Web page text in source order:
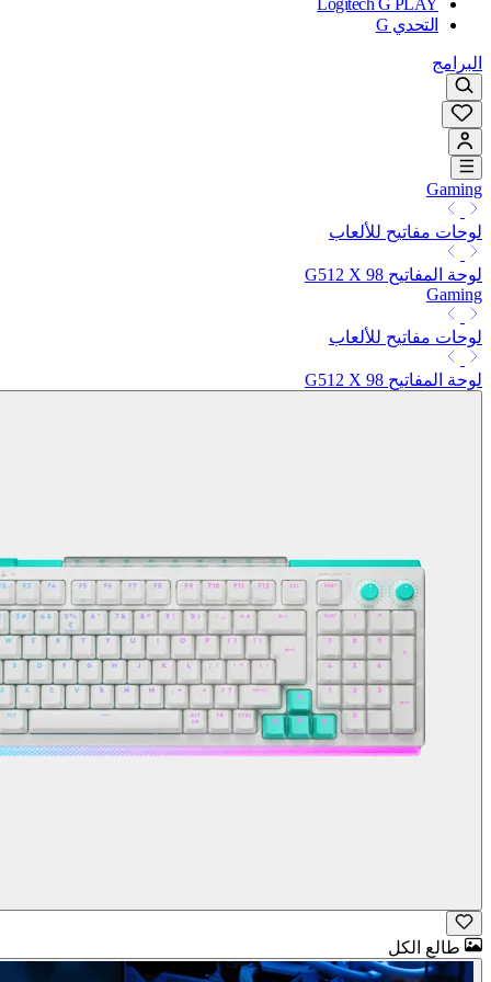
Logitech G PLAY
التحدي G
البرامج
Gaming
لوحات مفاتيح للألعاب
لوحة المفاتيح G512 X 98
Gaming
لوحات مفاتيح للألعاب
لوحة المفاتيح G512 X 98
طالع الكل